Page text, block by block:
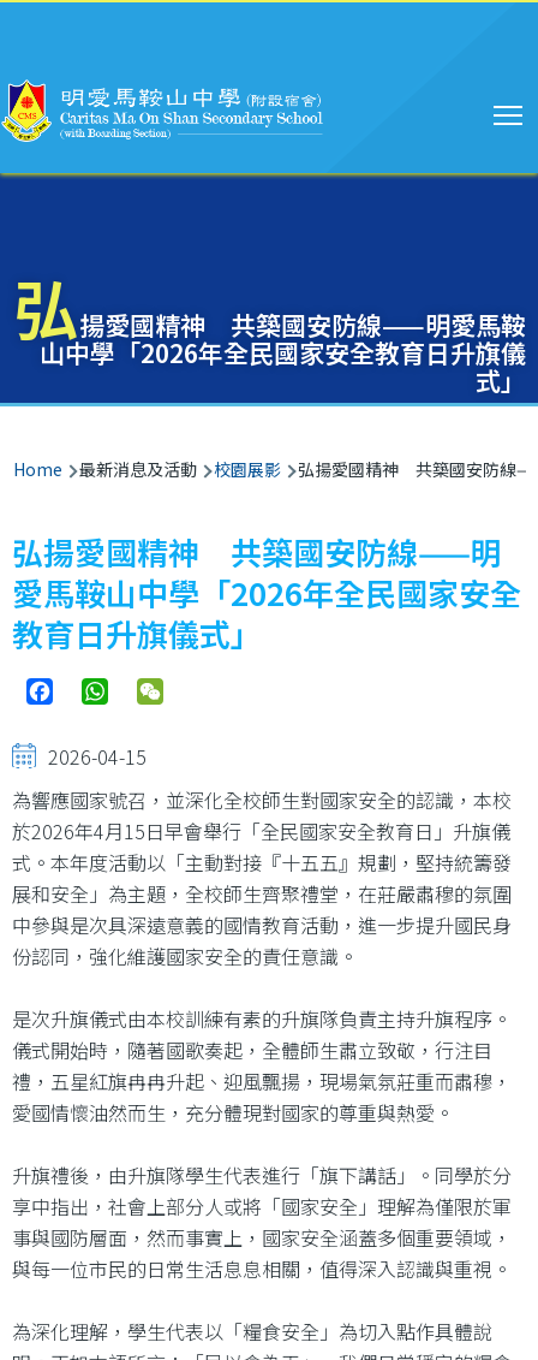
弘揚愛國精神 共築國安防線——明愛馬鞍
山中學「2026年全民國家安全教育日升旗儀
式」
Breadcrumb
Home 最新消息及活動 校園展影 弘揚愛國精神 共築國安防線——
弘揚愛國精神 共築國安防線——明
愛馬鞍山中學「2026年全民國家安全
教育日升旗儀式」
FacebookWhatsApp
2026-04-15
為響應國家號召，並深化全校師生對國家安全的認識，本校
於2026年4月15日早會舉行「全民國家安全教育日」升旗儀
式。本年度活動以「主動對接『十五五』規劃，堅持統籌發
展和安全」為主題，全校師生齊聚禮堂，在莊嚴肅穆的氛圍
中參與是次具深遠意義的國情教育活動，進一步提升國民身
份認同，強化維護國家安全的責任意識。
是次升旗儀式由本校訓練有素的升旗隊負責主持升旗程序。
儀式開始時，隨著國歌奏起，全體師生肅立致敬，行注目
禮，五星紅旗冉冉升起、迎風飄揚，現場氣氛莊重而肅穆，
愛國情懷油然而生，充分體現對國家的尊重與熱愛。
升旗禮後，由升旗隊學生代表進行「旗下講話」。同學於分
享中指出，社會上部分人或將「國家安全」理解為僅限於軍
事與國防層面，然而事實上，國家安全涵蓋多個重要領域，
與每一位市民的日常生活息息相關，值得深入認識與重視。
為深化理解，學生代表以「糧食安全」為切入點作具體說